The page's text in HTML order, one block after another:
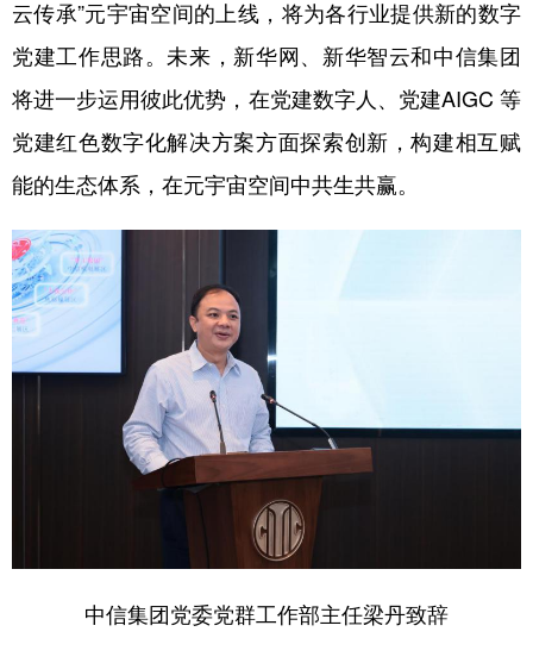
云传承”元宇宙空间的上线，将为各行业提供新的数字
党建工作思路。未来，新华网、新华智云和中信集团
将进一步运用彼此优势，在党建数字人、党建AIGC 等
党建红色数字化解决方案方面探索创新，构建相互赋
能的生态体系，在元宇宙空间中共生共赢。
中信集团党委党群工作部主任梁丹致辞